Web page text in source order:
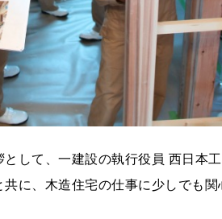
して、一建設の執行役員 西日本
に、木造住宅の仕事に少しでも